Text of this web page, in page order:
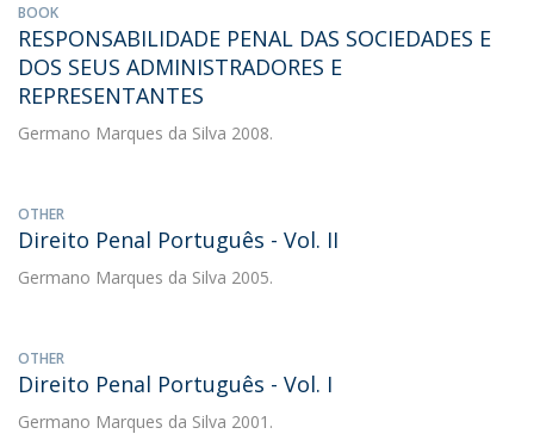
BOOK
RESPONSABILIDADE PENAL DAS SOCIEDADES E
DOS SEUS ADMINISTRADORES E
REPRESENTANTES
Germano Marques da Silva 2008.
OTHER
Direito Penal Português - Vol. II
Germano Marques da Silva 2005.
OTHER
Direito Penal Português - Vol. I
Germano Marques da Silva 2001.